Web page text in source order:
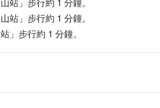
站」步行約 1 分鐘。
」步行約 1 分鐘。